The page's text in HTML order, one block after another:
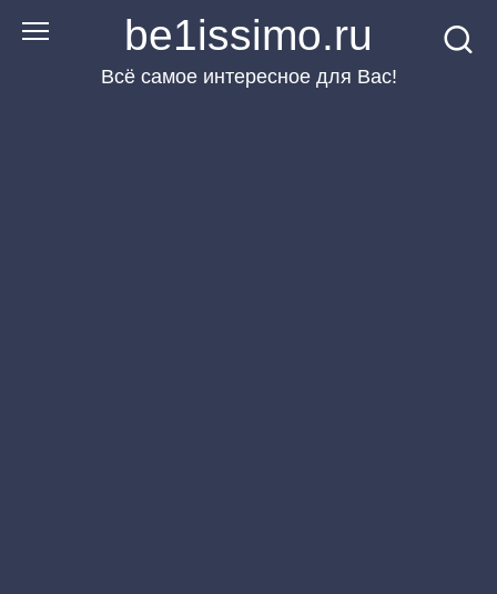
Перейти
be1issimo.ru
Всё самое интересное для Вас!